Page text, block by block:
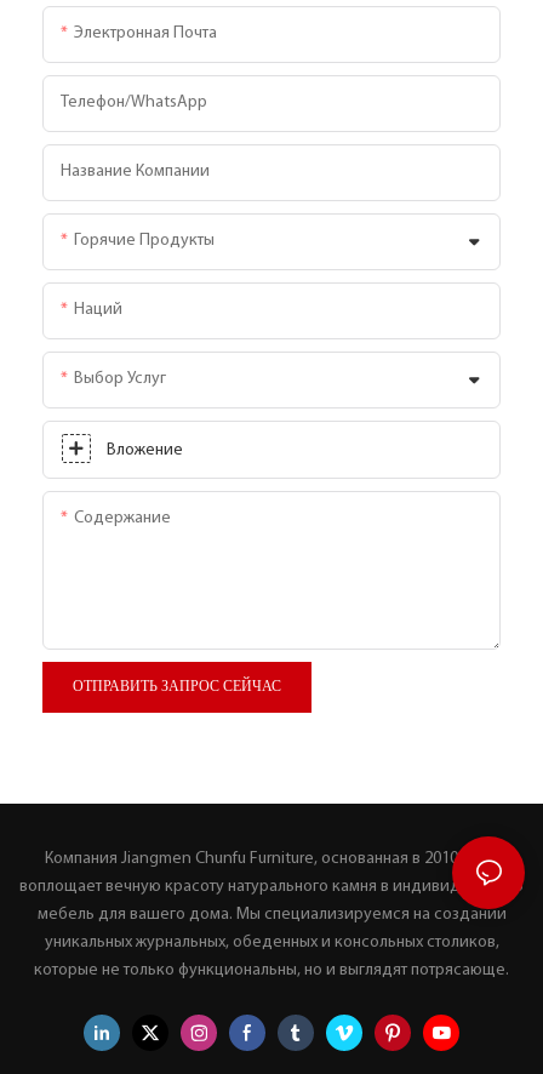
Электронная Почта
Телефон/WhatsApp
Название Компании
Горячие Продукты
Наций
Выбор Услуг
Вложение
Содержание
ОТПРАВИТЬ ЗАПРОС СЕЙЧАС
Компания Jiangmen Chunfu Furniture, основанная в 2010 году,
воплощает вечную красоту натурального камня в индивидуальную
мебель для вашего дома. Мы специализируемся на создании
уникальных журнальных, обеденных и консольных столиков,
которые не только функциональны, но и выглядят потрясающе.